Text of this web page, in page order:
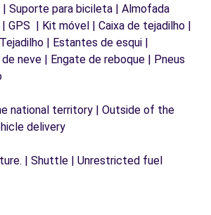
| Suporte para bicileta | Almofada
GPS | Kit móvel | Caixa de tejadilho |
| Estantes de esqui |
neve | Engate de reboque | Pneus
national territory | Outside of the
delivery
| Shuttle | Unrestricted fuel